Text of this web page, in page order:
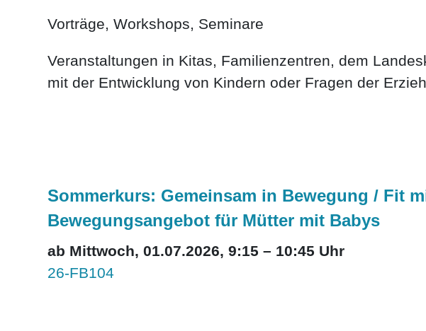
Vorträge, Workshops, Seminare
Veranstaltungen in Kitas, Familienzentren, dem
mit der Entwicklung von Kindern oder Fragen der
Sommerkurs: Gemeinsam in Bewegung / Fit
Bewegungsangebot für Mütter mit Babys
ab Mittwoch, 01.07.2026, 9:15 – 10:45 Uhr
26-FB104